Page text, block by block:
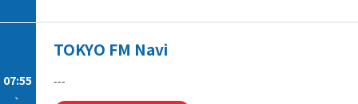
07:55
-
TOKYO FM Navi
---